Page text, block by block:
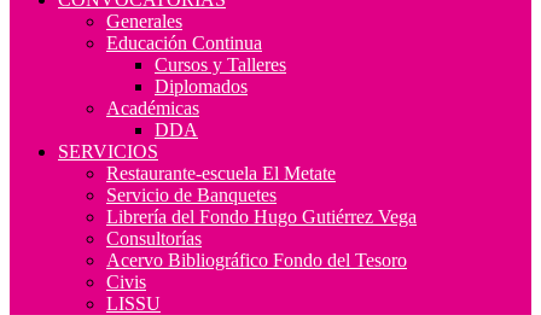
Generales
Educación Continua
Cursos y Talleres
Diplomados
Académicas
DDA
SERVICIOS
Restaurante-escuela El Metate
Servicio de Banquetes
Librería del Fondo Hugo Gutiérrez Vega
Consultorías
Acervo Bibliográfico Fondo del Tesoro
Civis
LISSU